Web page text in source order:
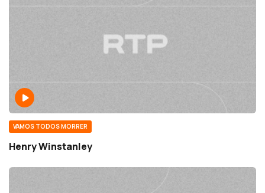
VAMOS TODOS MORRER
Henry Winstanley